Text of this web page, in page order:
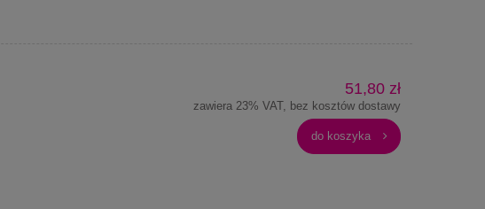
51,80 zł
zawiera 23% VAT, bez kosztów dostawy
do koszyka